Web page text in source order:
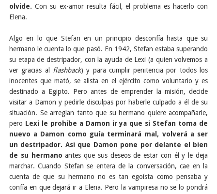
olvide. Con su ex-amor resulta fácil, el problema es hacerlo con
Elena.
Algo en lo que Stefan en un principio desconfía hasta que su
hermano le cuenta lo que pasó. En 1942, Stefan estaba superando
su etapa de destripador, con la ayuda de Lexi (a quien volvemos a
ver gracias al
flashback) y para cumplir penitencia por todos los
inocentes que mató, se alista en el ejército como voluntario y es
destinado a Egipto. Pero antes de emprender la misión, decide
visitar a Damon y pedirle disculpas por haberle culpado a él de su
situación. Se arreglan tanto que su hermano quiere acompañarle,
pero Lexi le prohíbe a Damon ir ya que si Stefan toma de
nuevo a Damon como guía terminará mal, volverá a ser
un destripador. Así que Damon pone por delante el bien
de su hermanoantes que sus deseos de estar con él y le deja
marchar. Cuando Stefan se entera de la conversación, cae en la
cuenta de que su hermano no es tan egoísta como pensaba y
confía en que dejará ir a Elena. Pero la vampiresa no se lo pondrá